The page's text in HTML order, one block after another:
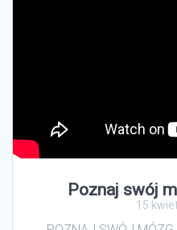
Poznaj swój
15